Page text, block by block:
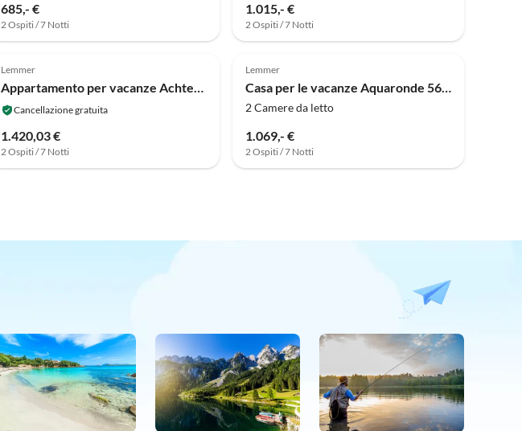
685,- €
2 Ospiti / 7 Notti
1.015,- €
2 Ospiti / 7 Notti
Lemmer
Appartamento per vacanze Achterhoek
Cancellazione gratuita
1.420,03 €
2 Ospiti / 7 Notti
Lemmer
Casa per le vacanze Aquaronde 56 - Bungalow per le vacanze per intenditori
2 Camere da letto
1.069,- €
2 Ospiti / 7 Notti